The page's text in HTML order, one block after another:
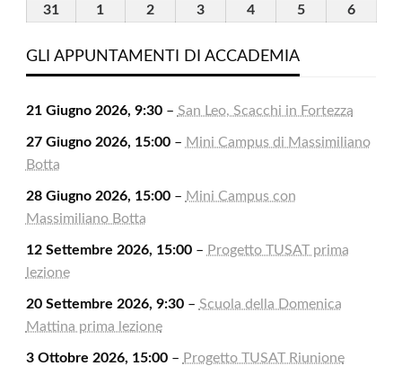
Agosto
Agosto
Agosto
Agosto
Agosto
Agosto
3131
2026
1
2026
22
2026
33
2026
44
2026
55
66
GLI APPUNTAMENTI DI ACCADEMIA
21 Giugno 2026, 9:30– San Leo, Scacchi in Fortezza
27 Giugno 2026, 15:00– Mini Campus di Massimiliano
Botta
28 Giugno 2026, 15:00– Mini Campus con
Massimiliano Botta
12 Settembre 2026, 15:00– Progetto TUSAT prima
lezione
20 Settembre 2026, 9:30– Scuola della Domenica
Mattina prima lezione
3 Ottobre 2026, 15:00– Progetto TUSAT Riunione